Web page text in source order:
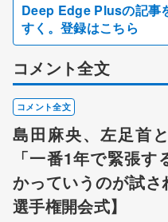
Deep Edge Plusの記事
すく。登録はこちら
コメント全文
コメント全文
島田麻央、左足首
「一番1年で緊張
かっていうのが試
選手権開会式】